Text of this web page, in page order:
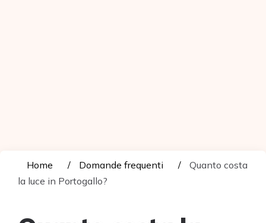
Home Domande frequenti
Quanto costa
la luce in Portogallo?